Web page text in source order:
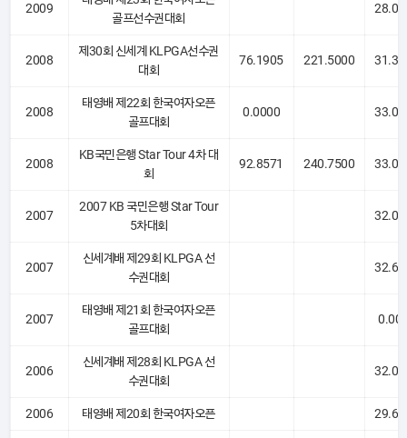
2009
골프선수권대회
2008
제30회 신세계 KLPGA선수권
대회
76.1905 221.5000
2008
태영배 제22회 한국여자오픈
골프대회
0.0000
2008
KB국민은행 Star Tour 4차 대
회
92.8571 240.7500
2007
2007 KB 국민은행 Star Tour
5차대회
2007
신세계배 제29회 KLPGA 선
수권대회
2007
태영배 제21회 한국여자오픈
골프대회
2006
신세계배 제28회 KLPGA 선
수권대회
2006 태영배 제20회 한국여자오픈